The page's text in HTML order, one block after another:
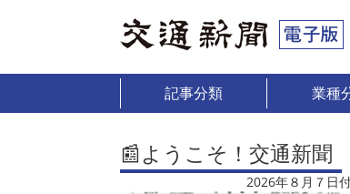
記事分類 業種
📰ようこそ！交通新聞
2026年８月７日